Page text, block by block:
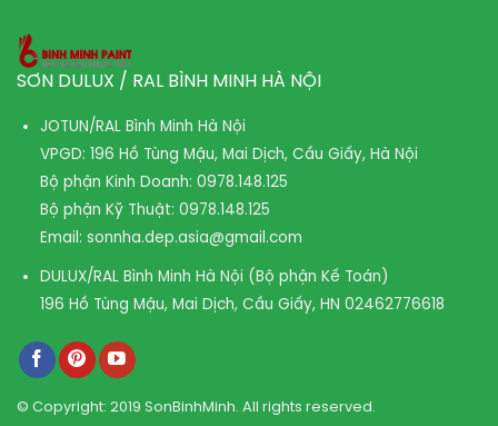
SƠN DULUX / RAL BÌNH MINH HÀ NỘI
JOTUN/RAL Bình Minh Hà Nội
VPGD: 196 Hồ Tùng Mậu, Mai Dịch, Cầu Giấy, Hà Nội
Bộ phận Kinh Doanh: 0978.148.125
Bộ phận Kỹ Thuật: 0978.148.125
Email: sonnha.dep.asia@gmail.com
DULUX/RAL Bình Minh Hà Nội (Bộ phận Kế Toán)
196 Hồ Tùng Mậu, Mai Dịch, Cầu Giấy, HN 02462776618
© Copyright: 2019 SonBinhMinh. All rights reserved.